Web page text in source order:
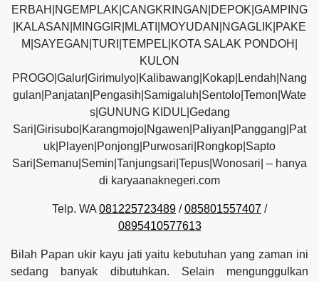
ERBAH|NGEMPLAK|CANGKRINGAN|DEPOK|GAMPING
|KALASAN|MINGGIR|MLATI|MOYUDAN|NGAGLIK|PAKE
M|SAYEGAN|TURI|TEMPEL|KOTA SALAK PONDOH|
KULON
PROGO|Galur|Girimulyo|Kalibawang|Kokap|Lendah|Nang
gulan|Panjatan|Pengasih|Samigaluh|Sentolo|Temon|Wate
s|GUNUNG KIDUL|Gedang
Sari|Girisubo|Karangmojo|Ngawen|Paliyan|Panggang|Pat
uk|Playen|Ponjong|Purwosari|Rongkop|Sapto
Sari|Semanu|Semin|Tanjungsari|Tepus|Wonosari| – hanya
di karyaanaknegeri.com
Telp. WA 081225723489 /085801557407 /
0895410577613
Bilah Papan ukir kayu jati yaitu kebutuhan yang zaman ini
sedang banyak dibutuhkan. Selain mengunggulkan